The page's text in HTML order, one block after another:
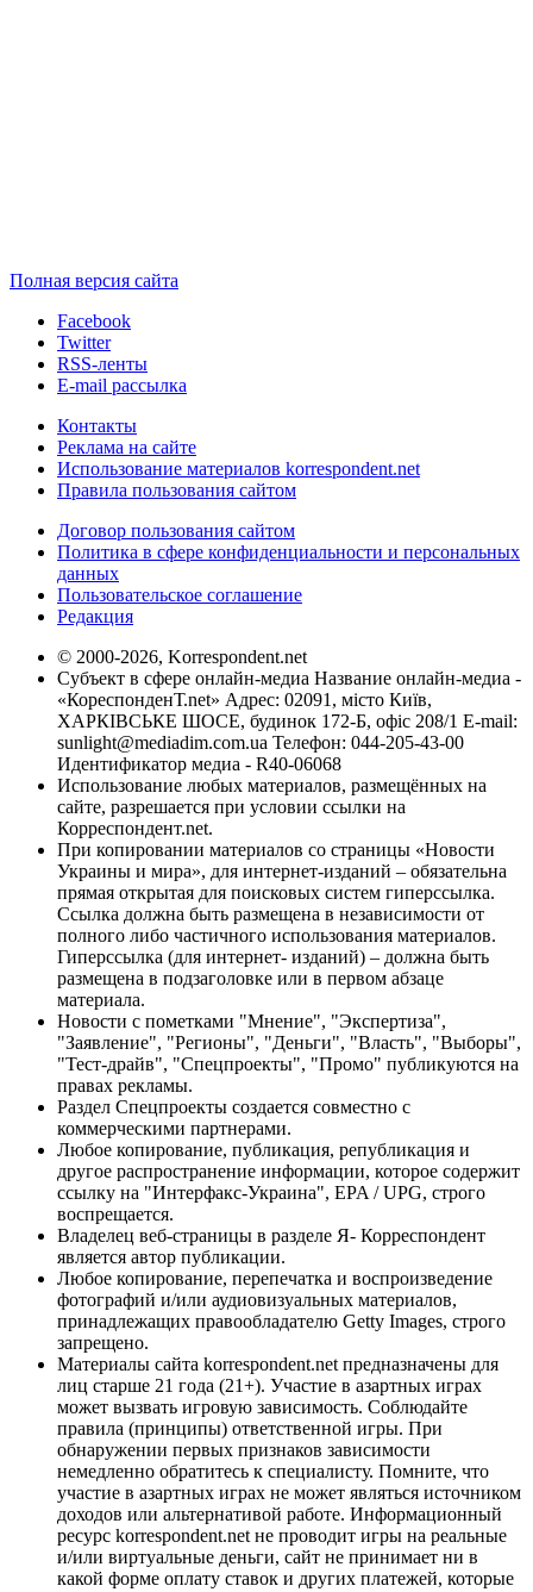
Полная версия сайта
Facebook
Twitter
RSS-ленты
E-mail рассылка
Контакты
Реклама на сайте
Использование материалов korrespondent.net
Правила пользования сайтом
Договор пользования сайтом
Политика в сфере конфиденциальности и персональных
данных
Пользовательское соглашение
Редакция
© 2000-2026, Korrespondent.net
Субъект в сфере онлайн-медиа Название онлайн-медиа -
«КореспонденТ.net» Адрес: 02091, місто Київ,
ХАРКІВСЬКЕ ШОСЕ, будинок 172-Б, офіс 208/1 E-mail:
sunlight@mediadim.com.ua Телефон: 044-205-43-00
Идентификатор медиа - R40-06068
Использование любых материалов, размещённых на
сайте, разрешается при условии ссылки на
Корреспондент.net.
При копировании материалов со страницы «Новости
Украины и мира», для интернет-изданий – обязательна
прямая открытая для поисковых систем гиперссылка.
Ссылка должна быть размещена в независимости от
полного либо частичного использования материалов.
Гиперссылка (для интернет- изданий) – должна быть
размещена в подзаголовке или в первом абзаце
материала.
Новости с пометками "Мнение", "Экспертиза",
"Заявление", "Регионы", "Деньги", "Власть", "Выборы",
"Тест-драйв", "Спецпроекты", "Промо" публикуются на
правах рекламы.
Раздел Спецпроекты создается совместно с
коммерческими партнерами.
Любое копирование, публикация, републикация и
другое распространение информации, которое содержит
ссылку на "Интерфакс-Украина", EPA / UPG, строго
воспрещается.
Владелец веб-страницы в разделе Я- Корреспондент
является автор публикации.
Любое копирование, перепечатка и воспроизведение
фотографий и/или аудиовизуальных материалов,
принадлежащих правообладателю Getty Images, строго
запрещено.
Материалы сайта korrespondent.net предназначены для
лиц старше 21 года (21+). Участие в азартных играх
может вызвать игровую зависимость. Соблюдайте
правила (принципы) ответственной игры. При
обнаружении первых признаков зависимости
немедленно обратитесь к специалисту. Помните, что
участие в азартных играх не может являться источником
доходов или альтернативой работе. Информационный
ресурс korrespondent.net не проводит игры на реальные
и/или виртуальные деньги, сайт не принимает ни в
какой форме оплату ставок и других платежей, которые